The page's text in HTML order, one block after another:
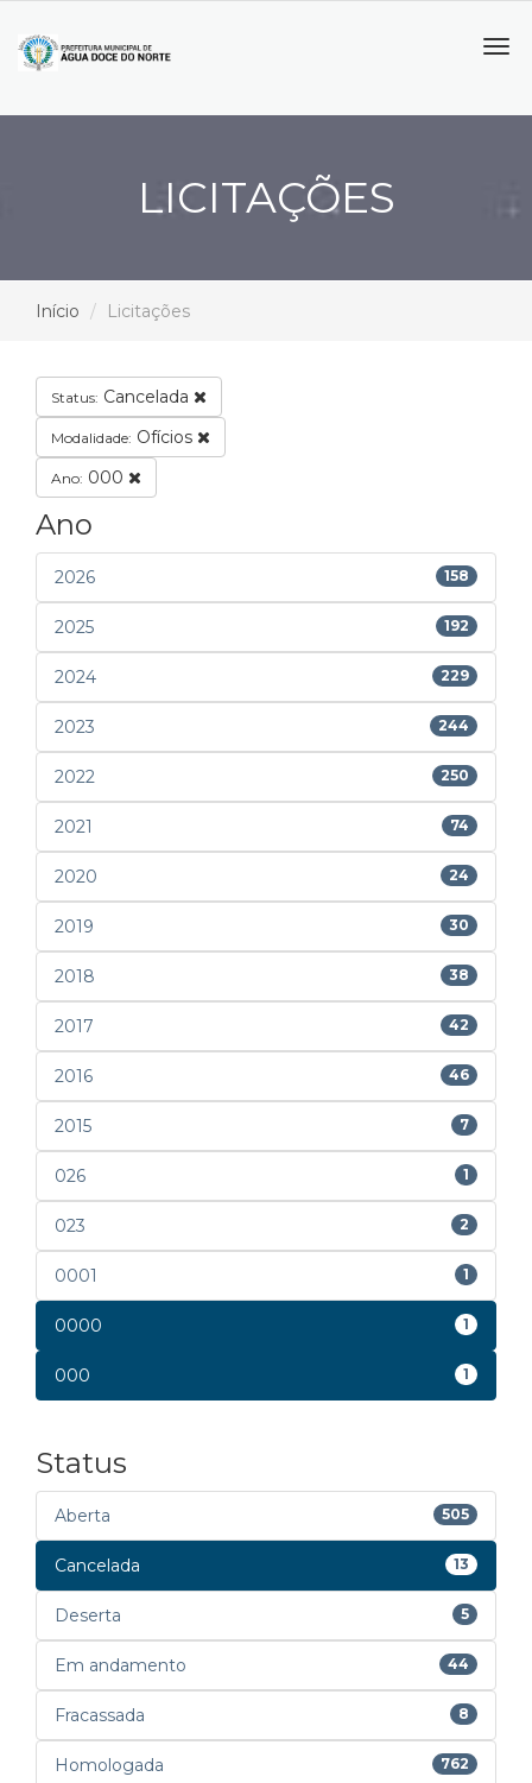
LICITAÇÕES
Início Licitações
Status: Cancelada
Modalidade: Ofícios
Ano: 000
Ano
2026 158
2025 192
2024 229
2023 244
2022 250
2021 74
2020 24
2019 30
2018 38
2017 42
2016 46
2015 7
026 1
023 2
0001 1
0000 1
000 1
Status
Aberta 505
Cancelada 13
Deserta 5
Em andamento 44
Fracassada 8
Homologada 762